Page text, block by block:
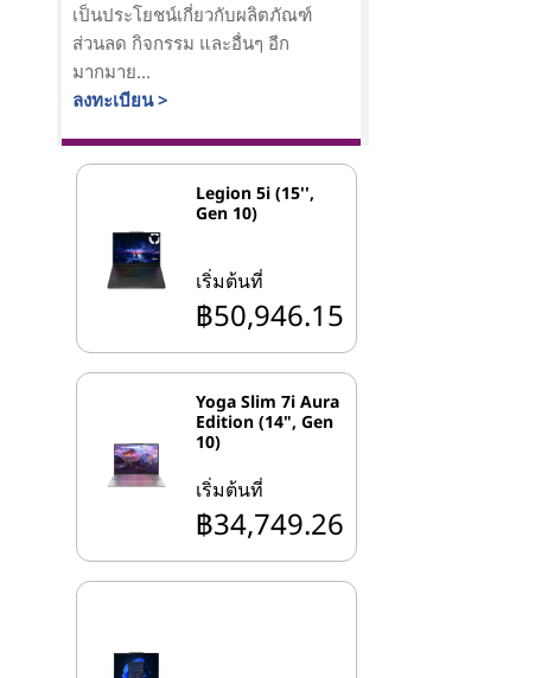
เป็นประโยชน์เกี่ยวกับผลิตภัณฑ์
ส่วนลด กิจกรรม และอื่นๆ อีก
มากมาย...
ลงทะเบียน >
Legion 5i (15'',
Gen 10)
เริ่มต้นที่
฿50,946.15
Yoga Slim 7i Aura
Edition (14", Gen
10)
เริ่มต้นที่
฿34,749.26